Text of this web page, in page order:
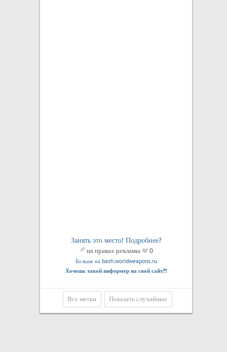
Занять это место! Подробнее?
на правах рекламы 0
Больше на bash.worldweapons.ru
Хочешь такой информер на свой сайт?!
Все метки Показать случайные